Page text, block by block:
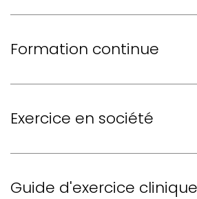
Formation continue
Exercice en société
Guide d'exercice clinique